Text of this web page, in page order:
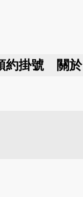
約掛號 關於